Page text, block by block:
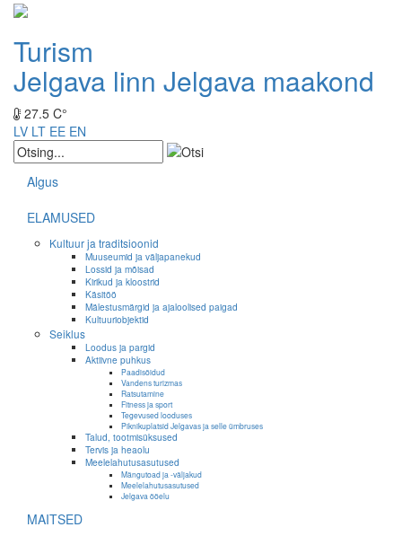
Turism
Jelgava linn Jelgava maakond
27.5 C°
LV LT EE EN
Algus
ELAMUSED
Kultuur ja traditsioonid
Muuseumid ja väljapanekud
Lossid ja mõisad
Kirikud ja kloostrid
Käsitöö
Mälestusmärgid ja ajaloolised paigad
Kultuuriobjektid
Seiklus
Loodus ja pargid
Aktiivne puhkus
Paadisõidud
Vandens turizmas
Ratsutamine
Fitness ja sport
Tegevused looduses
Piknikuplatsid Jelgavas ja selle ümbruses
Talud, tootmisüksused
Tervis ja heaolu
Meelelahutusasutused
Mängutoad ja -väljakud
Meelelahutusasutused
Jelgava ööelu
MAITSED